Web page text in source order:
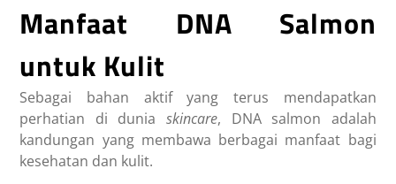
Manfaat DNA Salmon
untuk Kulit
Sebagai bahan aktif yang terus mendapatkan
perhatian di dunia skincare, DNA salmon adalah
kandungan yang membawa berbagai manfaat bagi
kesehatan dan kulit.